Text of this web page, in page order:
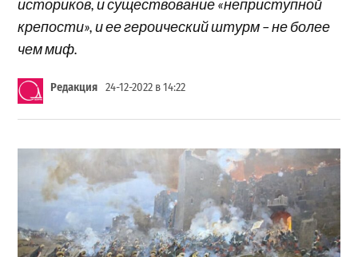
историков, и существование «неприступной
крепости», и ее героический штурм – не более
чем миф.
Редакция 24-12-2022 в 14:22